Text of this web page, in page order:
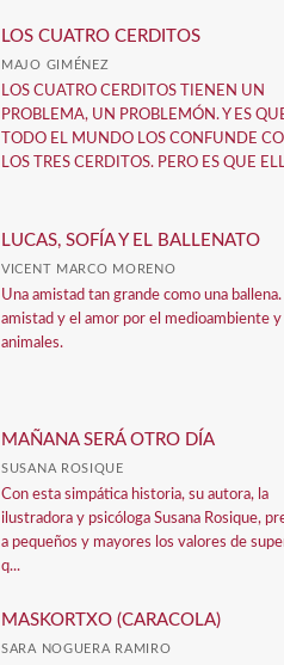
LOS CUATRO CERDITOS
MAJO GIMÉNEZ
LOS CUATRO CERDITOS TIENEN UN
PROBLEMA, UN PROBLEMÓN. Y ES
TODO EL MUNDO LOS CONFUNDE
LOS TRES CERDITOS. PERO ES QUE
LUCAS, SOFÍA Y EL BALLENATO
VICENT MARCO MORENO
Una amistad tan grande como una ballena.
amistad y el amor por el medioambiente y
animales.
MAÑANA SERÁ OTRO DÍA
SUSANA ROSIQUE
Con esta simpática historia, su autora, la
ilustradora y psicóloga Susana Rosique,
a pequeños y mayores los valores de
q...
MASKORTXO (CARACOLA)
SARA NOGUERA RAMIRO